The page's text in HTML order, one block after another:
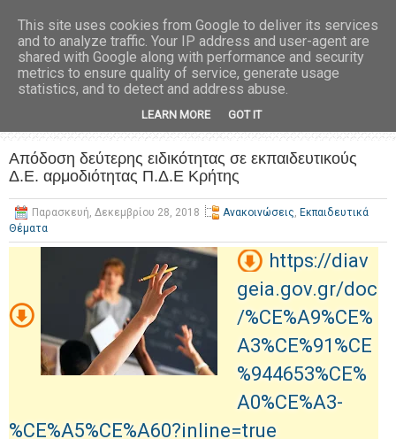
Απόδοση δεύτερης ειδικότητας σε εκπαιδευτικούς
Δ.Ε. αρμοδιότητας Π.Δ.Ε Κρήτης
Παρασκευή, Δεκεμβρίου 28, 2018 Ανακοινώσεις, Εκπαιδευτικά
Θέματα
https://diav
geia.gov.gr/doc
/%CE%A9%CE%
A3%CE%91%CE
%944653%CE%
A0%CE%A3-
%CE%A5%CE%A60?inline=true
This site uses cookies from Google to deliver its services
and to analyze traffic. Your IP address and user-agent are
shared with Google along with performance and security
metrics to ensure quality of service, generate usage
statistics, and to detect and address abuse.
LEARN MORE GOT IT